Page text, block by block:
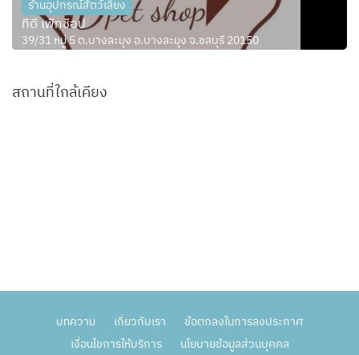
ร้านอุปกรณ์สัตว์เลี้ยง
ทีดี เพ็ทช็อป
39/31 หมู่ 5 ต.บางละมุง อ.บางละมุง จ.ชลบุรี 20150
สถานที่ใกล้เคียง
บทความ เกี่ยวกับเรา
ข้อตกลงในการลงประกาศ
เงื่อนไขการให้บริการ
นโยบายข้อมูลส่วนบุคคล